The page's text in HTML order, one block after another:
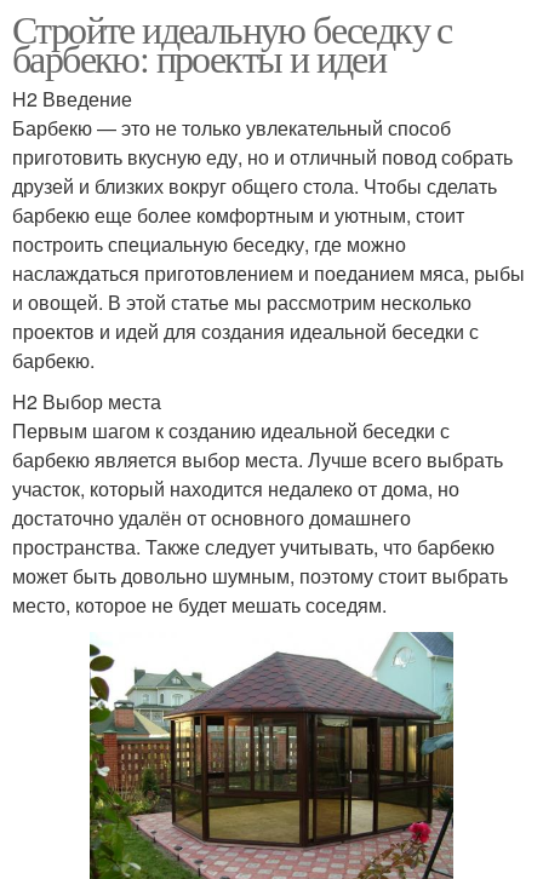
Стройте идеальную беседку с
барбекю: проекты и идеи
H2 Введение
Барбекю — это не только увлекательный способ
приготовить вкусную еду, но и отличный повод собрать
друзей и близких вокруг общего стола. Чтобы сделать
барбекю еще более комфортным и уютным, стоит
построить специальную беседку, где можно
наслаждаться приготовлением и поеданием мяса, рыбы
и овощей. В этой статье мы рассмотрим несколько
проектов и идей для создания идеальной беседки с
барбекю.
H2 Выбор места
Первым шагом к созданию идеальной беседки с
барбекю является выбор места. Лучше всего выбрать
участок, который находится недалеко от дома, но
достаточно удалён от основного домашнего
пространства. Также следует учитывать, что барбекю
может быть довольно шумным, поэтому стоит выбрать
место, которое не будет мешать соседям.